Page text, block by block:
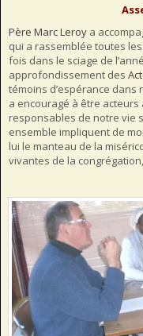
Père Marc Leroy a
qui a rassemblée toutes
fois dans le sciage de
approfondissement des
témoins d’espérance
a encouragé à être
responsables de notre vie
ensemble impliquent de
lui le manteau de la
vivantes de la